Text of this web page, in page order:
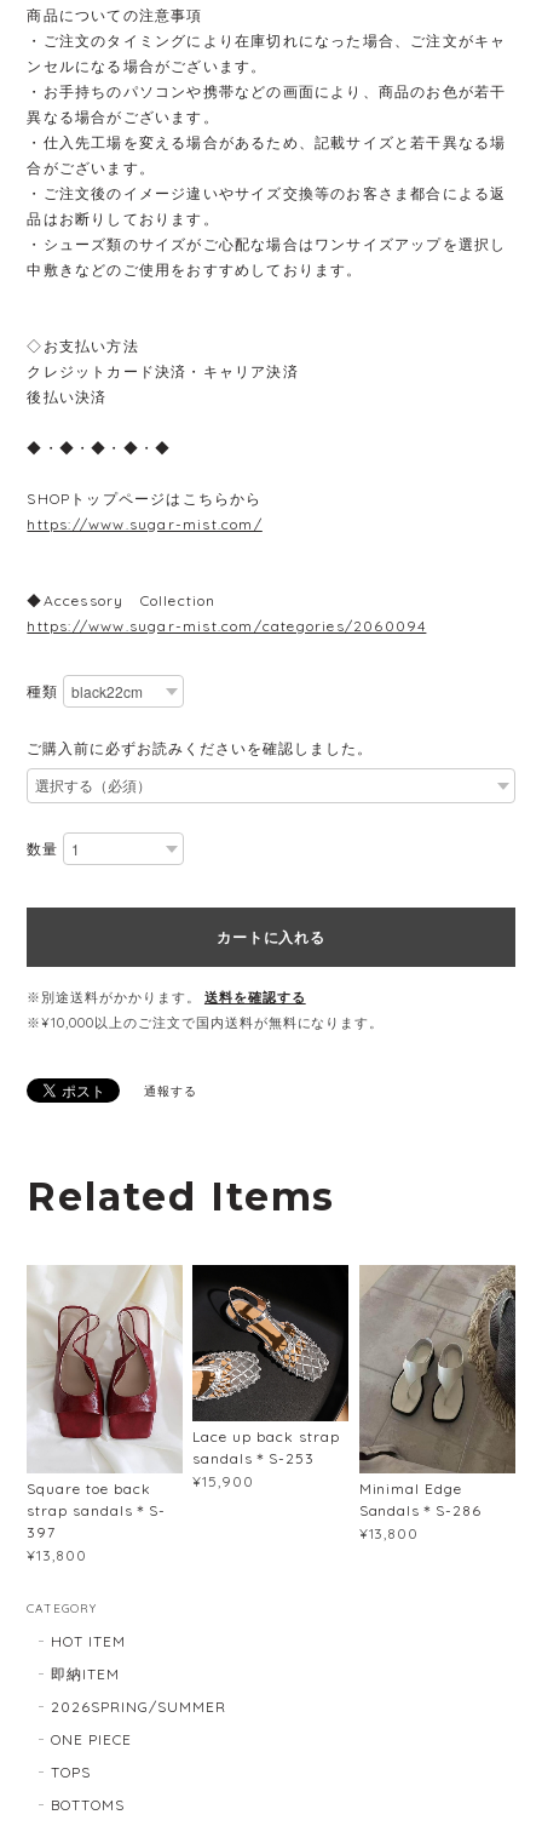
商品についての注意事項
・ご注文のタイミングにより在庫切れになった場合、ご注文がキャ
ンセルになる場合がございます。
・お手持ちのパソコンや携帯などの画面により、商品のお色が若干
異なる場合がございます。
・仕入先工場を変える場合があるため、記載サイズと若干異なる場
合がございます。
・ご注文後のイメージ違いやサイズ交換等のお客さま都合による返
品はお断りしております。
・シューズ類のサイズがご心配な場合はワンサイズアップを選択し
中敷きなどのご使用をおすすめしております。
◇お支払い方法
クレジットカード決済・キャリア決済
後払い決済
◆・◆・◆・◆・◆
SHOPトップページはこちらから
https://www.sugar-mist.com/
◆Accessory Collection
https://www.sugar-mist.com/categories/2060094
種類
ご購入前に必ずお読みくださいを確認しました。
数量
カートに入れる
※別途送料がかかります。
送料を確認する
※¥10,000以上のご注文で国内送料が無料になります。
通報する
Related Items
Square toe back
strap sandals＊S-
397
¥13,800
Lace up back strap
sandals＊S-253
¥15,900
Minimal Edge
Sandals＊S-286
¥13,800
CATEGORY
HOT ITEM
即納ITEM
2026SPRING/SUMMER
ONE PIECE
TOPS
BOTTOMS